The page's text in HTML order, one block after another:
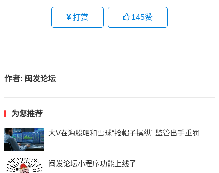
打赏 145赞
作者: 闽发论坛
为您推荐
大V在淘股吧和雪球“抢帽子操纵” 监管出手重罚
闽发论坛小程序功能上线了